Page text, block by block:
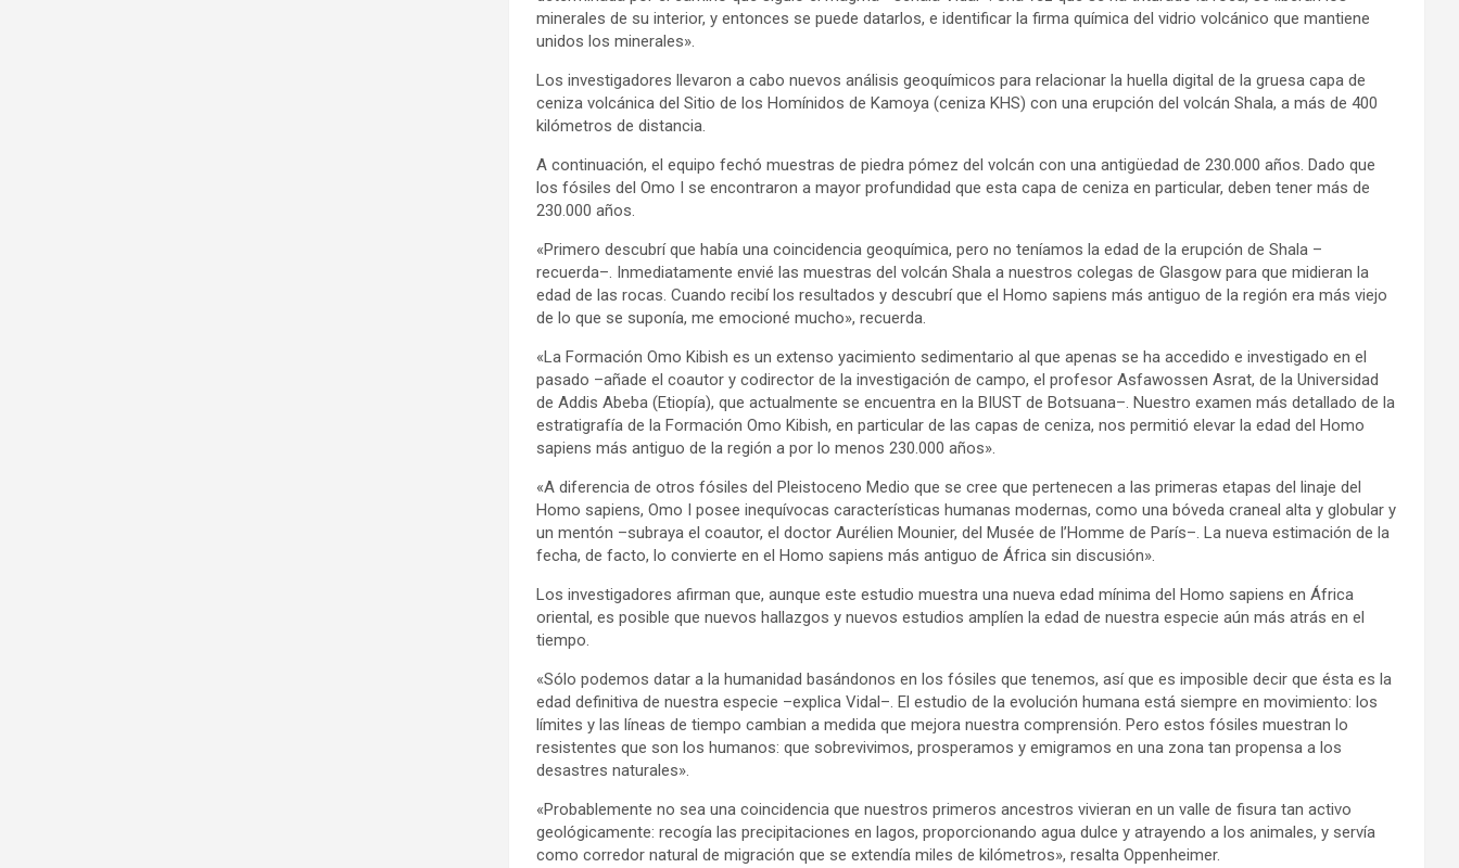
minerales de su interior, y entonces se puede datarlos, e identificar la firma química del vidrio volcánico que mantiene
unidos los minerales».
Los investigadores llevaron a cabo nuevos análisis geoquímicos para relacionar la huella digital de la gruesa capa de
ceniza volcánica del Sitio de los Homínidos de Kamoya (ceniza KHS) con una erupción del volcán Shala, a más de 400
kilómetros de distancia.
A continuación, el equipo fechó muestras de piedra pómez del volcán con una antigüedad de 230.000 años. Dado que
los fósiles del Omo I se encontraron a mayor profundidad que esta capa de ceniza en particular, deben tener más de
230.000 años.
«Primero descubrí que había una coincidencia geoquímica, pero no teníamos la edad de la erupción de Shala –
recuerda–. Inmediatamente envié las muestras del volcán Shala a nuestros colegas de Glasgow para que midieran la
edad de las rocas. Cuando recibí los resultados y descubrí que el Homo sapiens más antiguo de la región era más viejo
de lo que se suponía, me emocioné mucho», recuerda.
«La Formación Omo Kibish es un extenso yacimiento sedimentario al que apenas se ha accedido e investigado en el
pasado –añade el coautor y codirector de la investigación de campo, el profesor Asfawossen Asrat, de la Universidad
de Addis Abeba (Etiopía), que actualmente se encuentra en la BIUST de Botsuana–. Nuestro examen más detallado de la
estratigrafía de la Formación Omo Kibish, en particular de las capas de ceniza, nos permitió elevar la edad del Homo
sapiens más antiguo de la región a por lo menos 230.000 años».
«A diferencia de otros fósiles del Pleistoceno Medio que se cree que pertenecen a las primeras etapas del linaje del
Homo sapiens, Omo I posee inequívocas características humanas modernas, como una bóveda craneal alta y globular y
un mentón –subraya el coautor, el doctor Aurélien Mounier, del Musée de l’Homme de París–. La nueva estimación de la
fecha, de facto, lo convierte en el Homo sapiens más antiguo de África sin discusión».
Los investigadores afirman que, aunque este estudio muestra una nueva edad mínima del Homo sapiens en África
oriental, es posible que nuevos hallazgos y nuevos estudios amplíen la edad de nuestra especie aún más atrás en el
tiempo.
«Sólo podemos datar a la humanidad basándonos en los fósiles que tenemos, así que es imposible decir que ésta es la
edad definitiva de nuestra especie –explica Vidal–. El estudio de la evolución humana está siempre en movimiento: los
límites y las líneas de tiempo cambian a medida que mejora nuestra comprensión. Pero estos fósiles muestran lo
resistentes que son los humanos: que sobrevivimos, prosperamos y emigramos en una zona tan propensa a los
desastres naturales».
«Probablemente no sea una coincidencia que nuestros primeros ancestros vivieran en un valle de fisura tan activo
geológicamente: recogía las precipitaciones en lagos, proporcionando agua dulce y atrayendo a los animales, y servía
como corredor natural de migración que se extendía miles de kilómetros», resalta Oppenheimer.